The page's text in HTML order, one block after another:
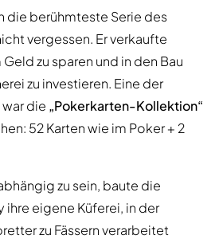
die berühmteste Serie des
vergessen. Er verkaufte
Geld zu sparen und in den Bau
zu investieren. Eine der
die „Pokerkarten-Kollektion“
52 Karten wie im Poker + 2
zu sein, baute die
ihre eigene Küferei, in der
zu Fässern verarbeitet